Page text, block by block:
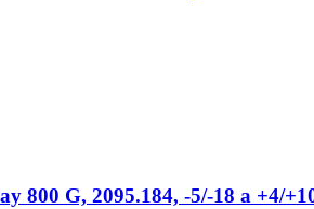
800 G, 2095.184, -5/-18 a +4/